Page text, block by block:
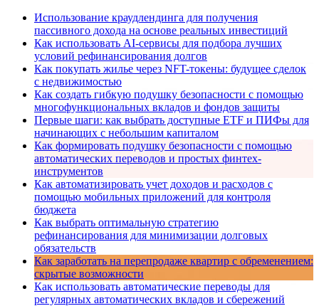
Использование краудлендинга для получения
пассивного дохода на основе реальных инвестиций
Как использовать AI-сервисы для подбора лучших
условий рефинансирования долгов
Как покупать жилье через NFT-токены: будущее сделок
с недвижимостью
Как создать гибкую подушку безопасности с помощью
многофункциональных вкладов и фондов защиты
Первые шаги: как выбрать доступные ETF и ПИФы для
начинающих с небольшим капиталом
Как формировать подушку безопасности с помощью
автоматических переводов и простых финтех-
инструментов
Как автоматизировать учет доходов и расходов с
помощью мобильных приложений для контроля
бюджета
Как выбрать оптимальную стратегию
рефинансирования для минимизации долговых
обязательств
Как заработать на перепродаже квартир с обременением:
скрытые возможности
Как использовать автоматические переводы для
регулярных автоматических вкладов и сбережений